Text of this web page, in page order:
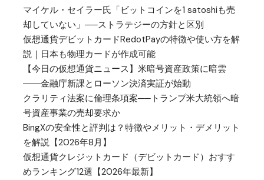
マイケル・セイラー氏「ビットコインを1 satoshiも売
却していない」──ストラテジーの方針と区別
仮想通貨デビットカードRedotPayの特徴や使い方を解
説｜日本も物理カードが作成可能
【今日の仮想通貨ニュース】米暗号資産政策に暗雲
――金融庁新課とローソン決済実証が始動
クラリティ法案に倫理条項案──トランプ米大統領へ暗
号資産事業の売却要求か
BingXの安全性と評判は？特徴やメリット・デメリット
を解説【2026年8月】
仮想通貨クレジットカード（デビットカード）おすす
めランキング12選【2026年最新】